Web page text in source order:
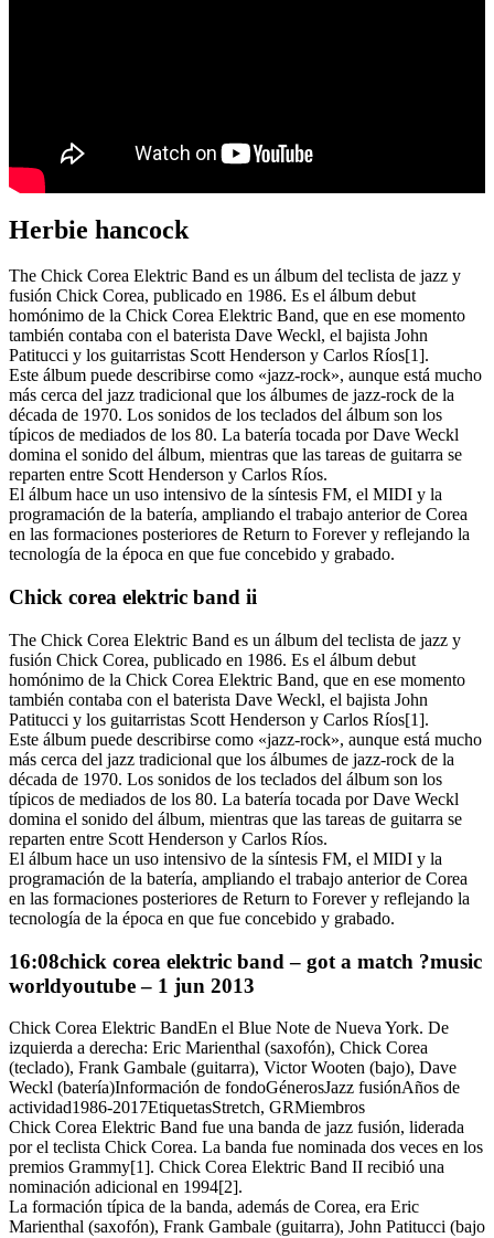
Herbie hancock
The Chick Corea Elektric Band es un álbum del teclista de jazz y
fusión Chick Corea, publicado en 1986. Es el álbum debut
homónimo de la Chick Corea Elektric Band, que en ese momento
también contaba con el baterista Dave Weckl, el bajista John
Patitucci y los guitarristas Scott Henderson y Carlos Ríos[1].
Este álbum puede describirse como «jazz-rock», aunque está mucho
más cerca del jazz tradicional que los álbumes de jazz-rock de la
década de 1970. Los sonidos de los teclados del álbum son los
típicos de mediados de los 80. La batería tocada por Dave Weckl
domina el sonido del álbum, mientras que las tareas de guitarra se
reparten entre Scott Henderson y Carlos Ríos.
El álbum hace un uso intensivo de la síntesis FM, el MIDI y la
programación de la batería, ampliando el trabajo anterior de Corea
en las formaciones posteriores de Return to Forever y reflejando la
tecnología de la época en que fue concebido y grabado.
Chick corea elektric band ii
The Chick Corea Elektric Band es un álbum del teclista de jazz y
fusión Chick Corea, publicado en 1986. Es el álbum debut
homónimo de la Chick Corea Elektric Band, que en ese momento
también contaba con el baterista Dave Weckl, el bajista John
Patitucci y los guitarristas Scott Henderson y Carlos Ríos[1].
Este álbum puede describirse como «jazz-rock», aunque está mucho
más cerca del jazz tradicional que los álbumes de jazz-rock de la
década de 1970. Los sonidos de los teclados del álbum son los
típicos de mediados de los 80. La batería tocada por Dave Weckl
domina el sonido del álbum, mientras que las tareas de guitarra se
reparten entre Scott Henderson y Carlos Ríos.
El álbum hace un uso intensivo de la síntesis FM, el MIDI y la
programación de la batería, ampliando el trabajo anterior de Corea
en las formaciones posteriores de Return to Forever y reflejando la
tecnología de la época en que fue concebido y grabado.
16:08chick corea elektric band – got a match ?music
worldyoutube – 1 jun 2013
Chick Corea Elektric BandEn el Blue Note de Nueva York. De
izquierda a derecha: Eric Marienthal (saxofón), Chick Corea
(teclado), Frank Gambale (guitarra), Victor Wooten (bajo), Dave
Weckl (batería)Información de fondoGénerosJazz fusiónAños de
actividad1986-2017EtiquetasStretch, GRMiembros
Chick Corea Elektric Band fue una banda de jazz fusión, liderada
por el teclista Chick Corea. La banda fue nominada dos veces en los
premios Grammy[1]. Chick Corea Elektric Band II recibió una
nominación adicional en 1994[2].
La formación típica de la banda, además de Corea, era Eric
Marienthal (saxofón), Frank Gambale (guitarra), John Patitucci (bajo